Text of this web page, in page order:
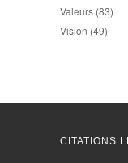
Valeurs (83)
Vision (49)
CITATIONS